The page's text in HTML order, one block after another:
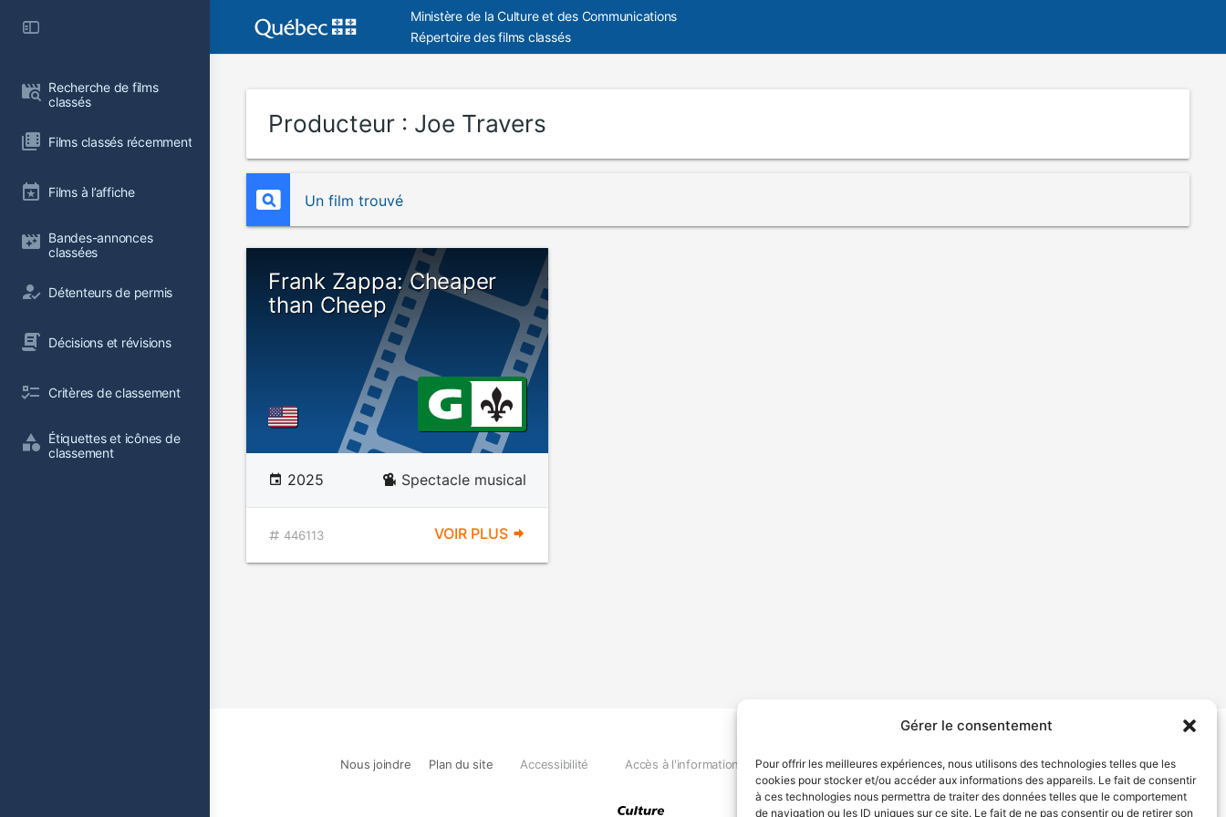
Gérer le consentement
Pour offrir les meilleures expériences, nous utilisons des technologies telles que les
cookies pour stocker et/ou accéder aux informations des appareils. Le fait de consentir
à ces technologies nous permettra de traiter des données telles que le comportement
de navigation ou les ID uniques sur ce site. Le fait de ne pas consentir ou de retirer son
Recherche de films
classés
Films classés récemment
Films à l’affiche
Bandes-annonces
classées
Détenteurs de permis
Décisions et révisions
Critères de classement
Étiquettes et icônes de
classement
Ministère de la Culture et des Communications
Répertoire des films classés
Producteur : Joe Travers
Un film trouvé
Frank Zappa: Cheaper
than Cheep
2025 Spectacle musical
446113 VOIR PLUS
Nous joindre Plan du site Accessibilité Accès à l'information Déclaration de services Politique de confidentialité